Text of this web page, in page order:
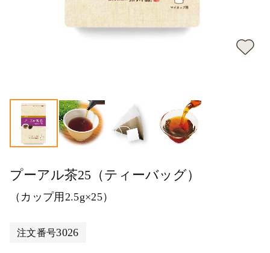
プーアル茶25（ティーバッグ）
（カップ用2.5g×25）
注文番号3026